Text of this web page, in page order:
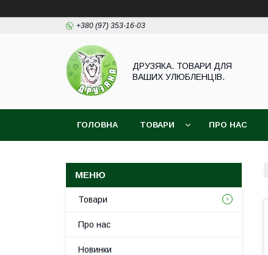
+380 (97) 353-16-03
ДРУЗЯКА. ТОВАРИ ДЛЯ
ВАШИХ УЛЮБЛЕНЦІВ.
ГОЛОВНА ТОВАРИ ПРО НАС
Товари
Про нас
Новинки